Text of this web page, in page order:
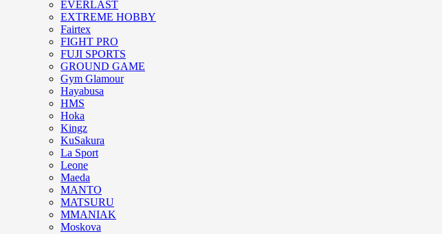
EVERLAST
EXTREME HOBBY
Fairtex
FIGHT PRO
FUJI SPORTS
GROUND GAME
Gym Glamour
Hayabusa
HMS
Hoka
Kingz
KuSakura
La Sport
Leone
Maeda
MANTO
MATSURU
MMANIAK
Moskova